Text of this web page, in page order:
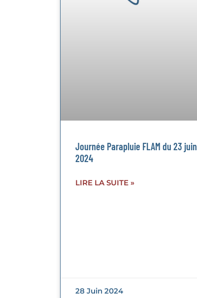
Journée Parapluie FLAM du 23 juin
2024
LIRE LA SUITE »
28 Juin 2024